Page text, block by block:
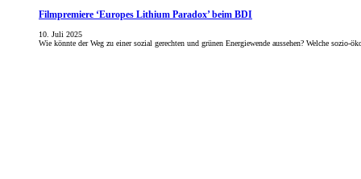
Filmpremiere ‘Europes Lithium Paradox’ beim BDI
10. Juli 2025
Wie könnte der Weg zu einer sozial gerechten und grünen Energiewende aussehen? Welche